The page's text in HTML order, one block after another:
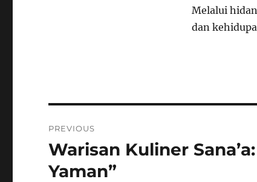
Melalui
dan
pos
PREVIOUS
Previous
post:
Warisan Kuliner
Yaman”